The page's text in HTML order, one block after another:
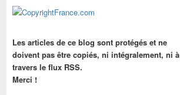
barre
latérale
Les articles de ce blog sont protégés et ne
doivent pas être copiés, ni intégralement, ni à
travers le flux RSS.
Merci !